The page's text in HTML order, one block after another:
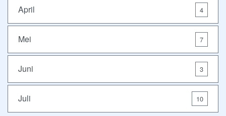
April 4
Mei 7
Juni 3
Juli 10